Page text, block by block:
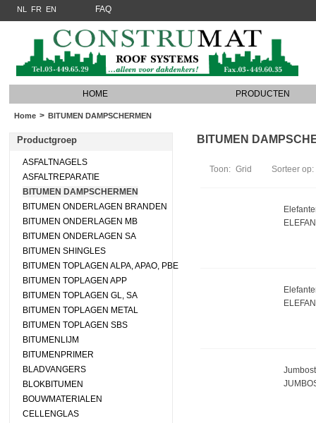
NL FR EN FAQ
HOME PRODUCTEN
Home > BITUMEN DAMPSCHERMEN
Productgroep
ASFALTNAGELS
ASFALTREPARATIE
BITUMEN DAMPSCHERMEN
BITUMEN ONDERLAGEN BRANDEN
BITUMEN ONDERLAGEN MB
BITUMEN ONDERLAGEN SA
BITUMEN SHINGLES
BITUMEN TOPLAGEN ALPA, APAO, PBE
BITUMEN TOPLAGEN APP
BITUMEN TOPLAGEN GL, SA
BITUMEN TOPLAGEN METAL
BITUMEN TOPLAGEN SBS
BITUMENLIJM
BITUMENPRIMER
BLADVANGERS
BLOKBITUMEN
BOUWMATERIALEN
CELLENGLAS
BITUMEN
Toon: Grid Sorteer op: